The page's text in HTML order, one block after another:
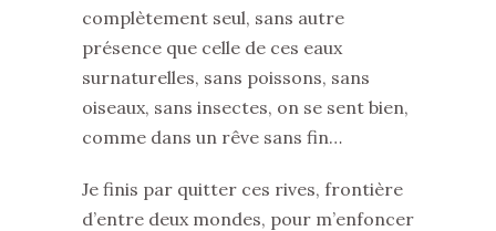
complètement seul, sans autre
présence que celle de ces eaux
surnaturelles, sans poissons, sans
oiseaux, sans insectes, on se sent bien,
comme dans un rêve sans fin…
Je finis par quitter ces rives, frontière
d’entre deux mondes, pour m’enfoncer